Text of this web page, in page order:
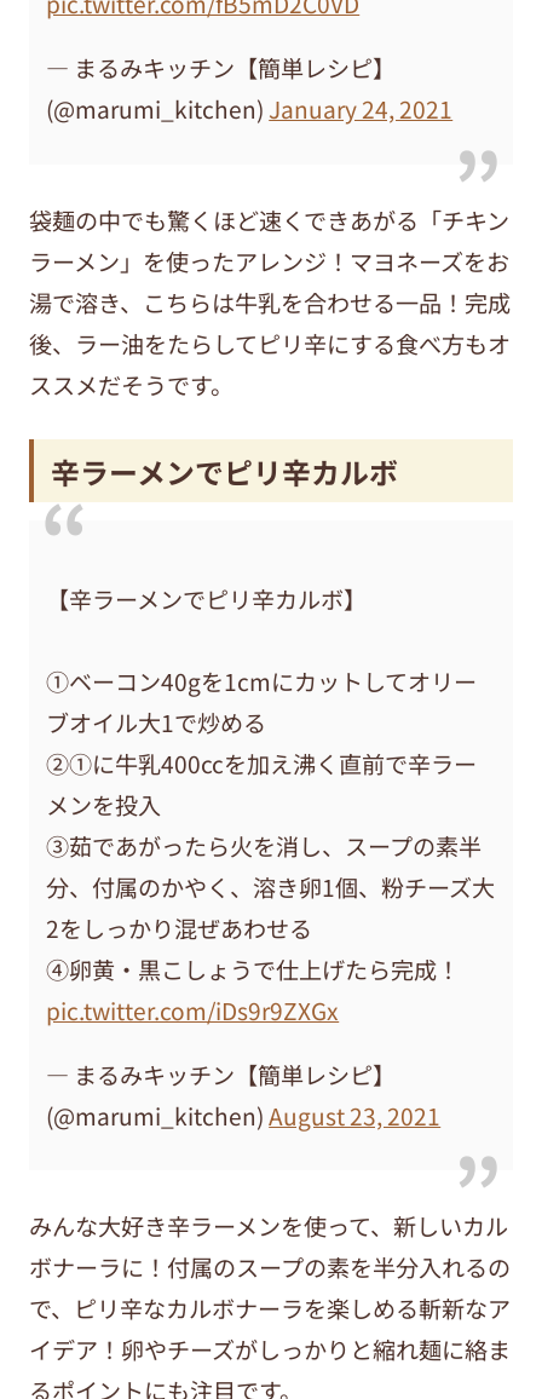
— まるみキッチン【簡単レシピ】
(@marumi_kitchen) January 24, 2021
袋麺の中でも驚くほど速くできあがる「チキン
ラーメン」を使ったアレンジ！マヨネーズをお
湯で溶き、こちらは牛乳を合わせる一品！完成
後、ラー油をたらしてピリ辛にする食べ方もオ
ススメだそうです。
辛ラーメンでピリ辛カルボ
【辛ラーメンでピリ辛カルボ】
①ベーコン40gを1cmにカットしてオリー
ブオイル大1で炒める
②①に牛乳400ccを加え沸く直前で辛ラー
メンを投入
③茹であがったら火を消し、スープの素半
分、付属のかやく、溶き卵1個、粉チーズ大
2をしっかり混ぜあわせる
④卵黄・黒こしょうで仕上げたら完成！
pic.twitter.com/iDs9r9ZXGx
— まるみキッチン【簡単レシピ】
(@marumi_kitchen)August 23, 2021
みんな大好き辛ラーメンを使って、新しいカル
ボナーラに！付属のスープの素を半分入れるの
で、ピリ辛なカルボナーラを楽しめる斬新なア
イデア！卵やチーズがしっかりと縮れ麺に絡ま
るポイントにも注目です。